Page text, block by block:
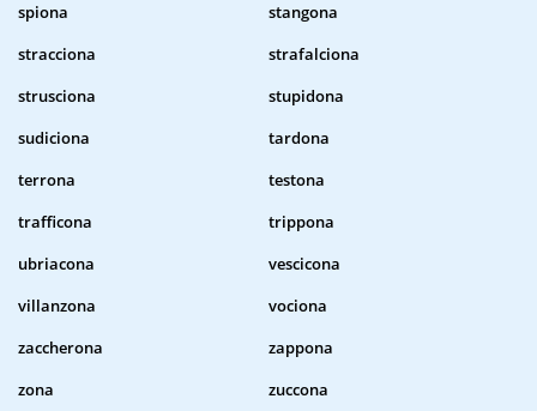
spiona
stangona
stracciona
strafalciona
strusciona
stupidona
sudiciona
tardona
terrona
testona
trafficona
trippona
ubriacona
vescicona
villanzona
vociona
zaccherona
zappona
zona
zuccona